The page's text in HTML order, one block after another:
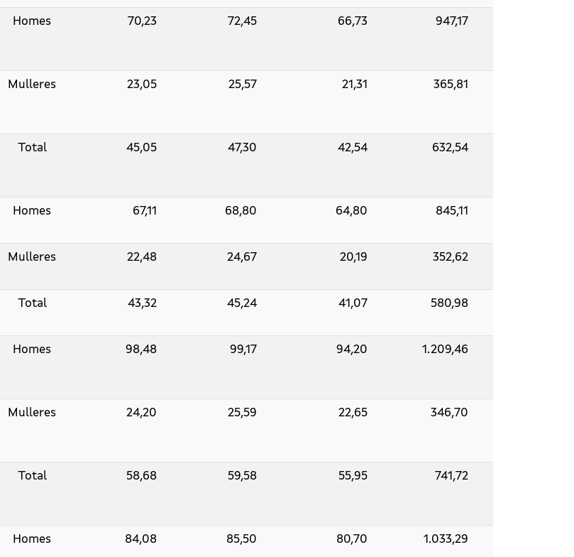
Homes 70,23 72,45 66,73 947,17
Mulleres 23,05 25,57 21,31 365,81
Total 45,05 47,30 42,54 632,54
Homes 67,11 68,80 64,80 845,11
Mulleres 22,48 24,67 20,19 352,62
Total 43,32 45,24 41,07 580,98
Homes 98,48 99,17 94,20 1.209,46
Mulleres 24,20 25,59 22,65 346,70
Total 58,68 59,58 55,95 741,72
Homes 84,08 85,50 80,70 1.033,29